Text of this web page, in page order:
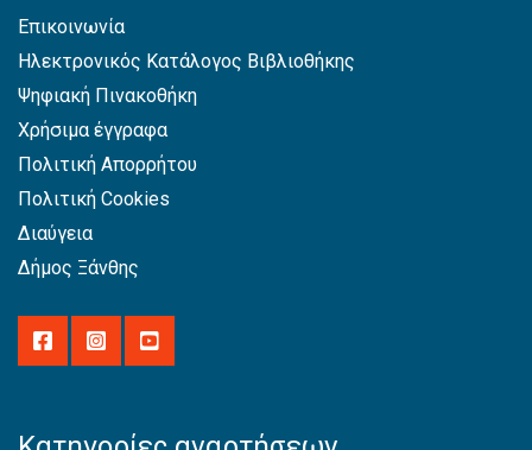
Επικοινωνία
Ηλεκτρονικός Κατάλογος Βιβλιοθήκης
Ψηφιακή Πινακοθήκη
Χρήσιμα έγγραφα
Πολιτική Απορρήτου
Πολιτική Cookies
Διαύγεια
Δήμος Ξάνθης